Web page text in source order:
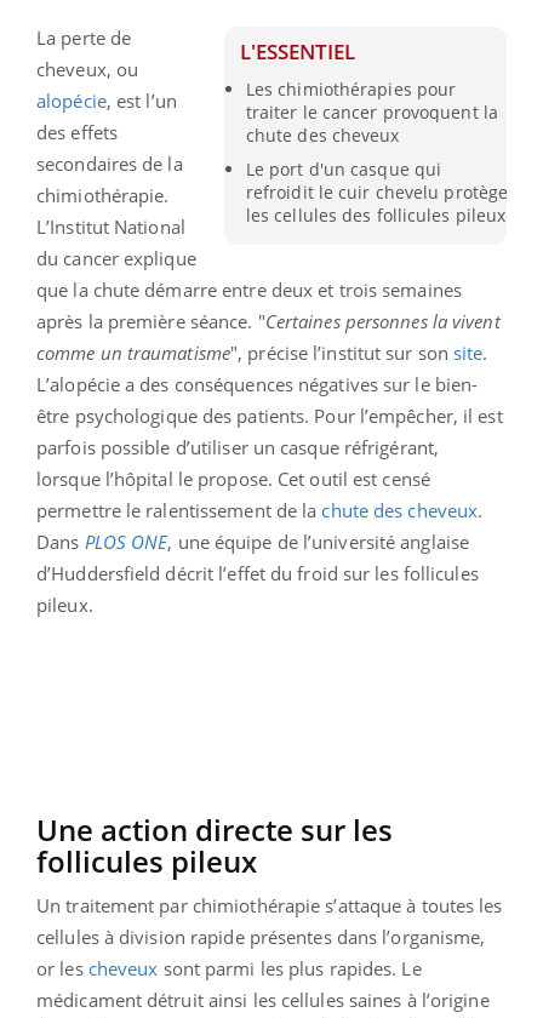
L'ESSENTIEL
Les chimiothérapies pour
traiter le cancer provoquent la
chute des cheveux
Le port d'un casque qui
refroidit le cuir chevelu protège
les cellules des follicules pileux
La perte de
cheveux, ou
alopécie, est l’un
des effets
secondaires de la
chimiothérapie.
L’Institut National
du cancer explique
que la chute démarre entre deux et trois semaines
après la première séance. "Certaines personnes la vivent
comme un traumatisme", précise l’institut sur sonsite.
L’alopécie a des conséquences négatives sur le bien-
être psychologique des patients. Pour l’empêcher, il est
parfois possible d’utiliser un casque réfrigérant,
lorsque l’hôpital le propose. Cet outil est censé
permettre le ralentissement de la chute des cheveux.
Dans PLOS ONE, une équipe de l’université anglaise
d’Huddersfield décrit l’effet du froid sur les follicules
pileux.
Une action directe sur les
follicules pileux
Un traitement par chimiothérapie s’attaque à toutes les
cellules à division rapide présentes dans l’organisme,
or les cheveux sont parmi les plus rapides. Le
médicament détruit ainsi les cellules saines à l’origine